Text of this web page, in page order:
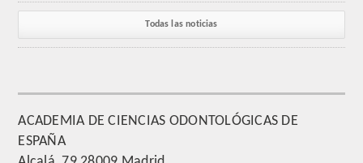
HONOR
Todas las noticias
ACADEMIA DE CIENCIAS ODONTOLÓGICAS DE
ESPAÑA